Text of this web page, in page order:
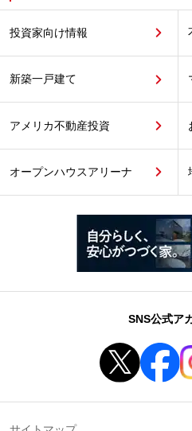
投資家向け情報
新築一戸建て
アメリカ不動産投資
オープンハウスアリーナ
SNS公式ア